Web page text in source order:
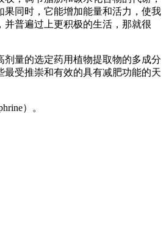
果同时，它能增加能量和活力，使我
并普遍过上更积极的生活，那就很
剂量的选定药用植物提取物的多成分
最受推崇和有效的具有减肥功能的天
）。